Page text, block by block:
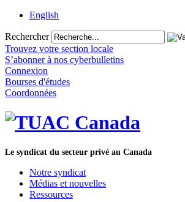
English
Rechercher
Trouvez votre section locale
S’abonner à nos cyberbulletins
Connexion
Bourses d'études
Coordonnées
Le syndicat du secteur privé au Canada
Notre syndicat
Médias et nouvelles
Ressources